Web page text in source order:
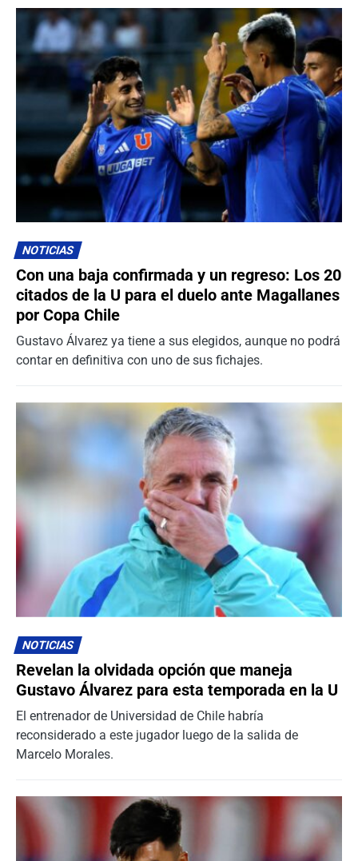
NOTICIAS
Con una baja confirmada y un regreso: Los 20
citados de la U para el duelo ante Magallanes
por Copa Chile
Gustavo Álvarez ya tiene a sus elegidos, aunque no podrá
contar en definitiva con uno de sus fichajes.
NOTICIAS
Revelan la olvidada opción que maneja
Gustavo Álvarez para esta temporada en la U
El entrenador de Universidad de Chile habría
reconsiderado a este jugador luego de la salida de
Marcelo Morales.